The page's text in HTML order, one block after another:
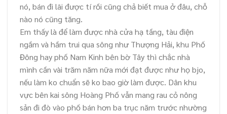
nó, bán đi lãi được tí rồi cũng chả biết mua ở đâu, chỗ
nào nó cũng tăng.
Em thấy là để làm được nhà cửa hạ tầng, tàu điện
ngầm và hầm trui qua sông như Thượng Hải, khu Phố
Đông hay phố Nam Kinh bên bờ Tây thì chắc nhà
mình cần vài trăm năm nữa mới đạt được như họ bjo,
nếu làm ko chuẩn sẽ ko bao giờ làm được. Dân khu
vực bên kai sông Hoàng Phố vẫn mang rau cỏ nông
sản đi đò vào phố bán hơn ba trục năm trước nhường